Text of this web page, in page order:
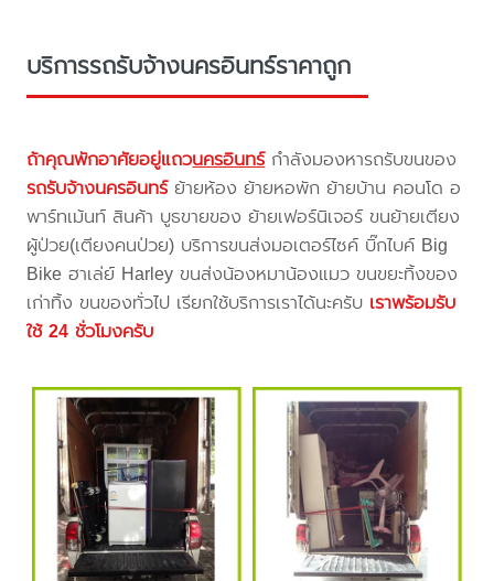
บริการรถรับจ้างนครอินทร์ราคาถูก
ถ้าคุณพักอาศัยอยู่แถวนครอินทร์กำลังมองหารถรับขนของ
รถรับจ้างนครอินทร์ย้ายห้อง ย้ายหอพัก ย้ายบ้าน คอนโด อ
พาร์ทเม้นท์ สินค้า บูธขายของ ย้ายเฟอร์นิเจอร์ ขนย้ายเตียง
ผู้ป่วย(เตียงคนป่วย) บริการขนส่งมอเตอร์ไซค์ บิ๊กไบค์ Big
Bike ฮาเล่ย์ Harley ขนส่งน้องหมาน้องแมว ขนขยะทิ้งของ
เก่าทิ้ง ขนของทั่วไป เรียกใช้บริการเราได้นะครับ เราพร้อมรับ
ใช้ 24 ชั่วโมงครับ